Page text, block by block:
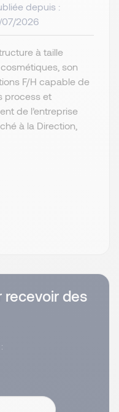
depuis :
07/2026
à taille
son
F/H capable de
process et
de l’entreprise
à la Direction,
recevoir des